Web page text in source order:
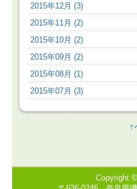
2015年12月 (3)
2015年11月 (2)
2015年10月 (2)
2015年09月 (2)
2015年08月 (1)
2015年07月 (3)
Copyright